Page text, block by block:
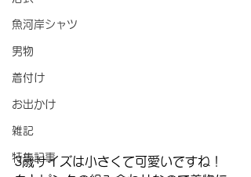
魚河岸シャツ
男物
着付け
お出かけ
雑記
特集記事
3歳サイズは小さくて可愛いですね！